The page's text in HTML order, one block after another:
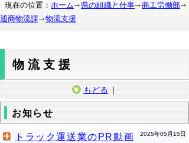
現在の位置： ホーム 県の組織と仕事
商工労働部
通商物流課
物流支援
物流支援
もどる ｜
お知らせ
2025年05月15日
トラック運送業のPR動画